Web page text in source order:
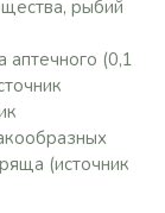
рыбий
аптечного (0,1
(источник